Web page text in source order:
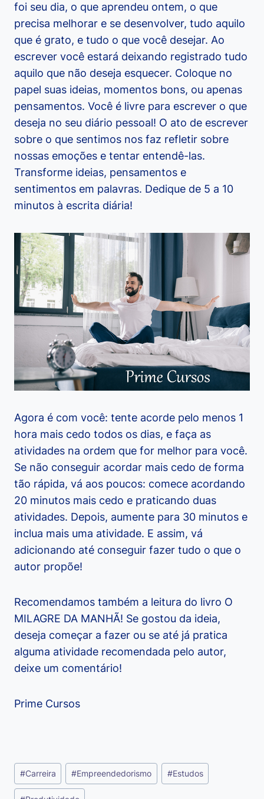
foi seu dia, o que aprendeu ontem, o que
precisa melhorar e se desenvolver, tudo aquilo
que é grato, e tudo o que você desejar. Ao
escrever você estará deixando registrado tudo
aquilo que não deseja esquecer. Coloque no
papel suas ideias, momentos bons, ou apenas
pensamentos. Você é livre para escrever o que
deseja no seu diário pessoal! O ato de escrever
sobre o que sentimos nos faz refletir sobre
nossas emoções e tentar entendê-las.
Transforme ideias, pensamentos e
sentimentos em palavras. Dedique de 5 a 10
minutos à escrita diária!
Agora é com você: tente acorde pelo menos 1
hora mais cedo todos os dias, e faça as
atividades na ordem que for melhor para você.
Se não conseguir acordar mais cedo de forma
tão rápida, vá aos poucos: comece acordando
20 minutos mais cedo e praticando duas
atividades. Depois, aumente para 30 minutos e
inclua mais uma atividade. E assim, vá
adicionando até conseguir fazer tudo o que o
autor propõe!
Recomendamos também a leitura do livro O
MILAGRE DA MANHÃ! Se gostou da ideia,
deseja começar a fazer ou se até já pratica
alguma atividade recomendada pelo autor,
deixe um comentário!
Prime Cursos
Tags
do
#Carreira #Empreendedorismo #Estudos